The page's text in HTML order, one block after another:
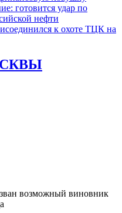
готовится удар по
нефти
к охоте ТЦК на
возможный виновник